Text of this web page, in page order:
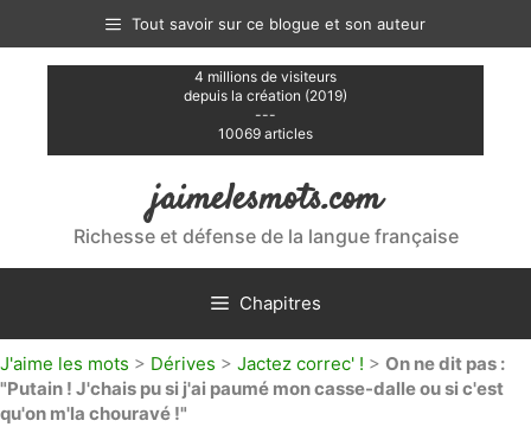
contenu
Tout savoir sur ce blogue et son auteur
4 millions de visiteurs
depuis la création (2019)
---
10069 articles
jaimelesmots.com
Richesse et défense de la langue française
Chapitres
J'aime les mots > Dérives > Jactez correc' ! > On ne dit pas :
"Putain ! J'chais pu si j'ai paumé mon casse-dalle ou si c'est
qu'on m'la chouravé !"